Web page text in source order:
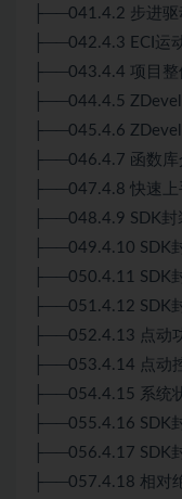
├──041.4.2 步进驱
├──042.4.3 ECI运
├──043.4.4 项目整
├──044.4.5
├──045.4.6
├──046.4.7 函数库
├──047.4.8 快速上
├──048.4.9 SDK封
├──049.4.10 SDK
├──050.4.11 SDK
├──051.4.12 SDK
├──052.4.13 点动
├──053.4.14 点动
├──054.4.15 系统
├──055.4.16 SDK
├──056.4.17 SDK
├──057.4.18 相对